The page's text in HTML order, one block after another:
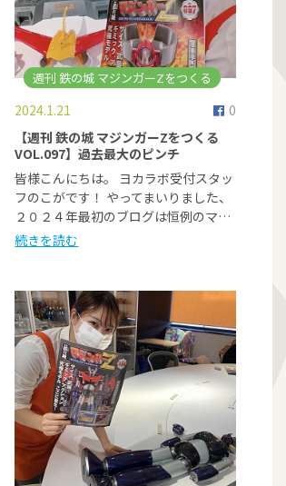
週刊 鉄の城 マジンガーZをつくる
0
2024.1.21
【週刊 鉄の城 マジンガーZをつくる
VOL.097】過去最大のピンチ
皆様こんにちは。 ヨカラボ受付スタッ
フのこがです！ やってまいりました、
２０２４年最初のブログは恒例のマ…
続きを読む